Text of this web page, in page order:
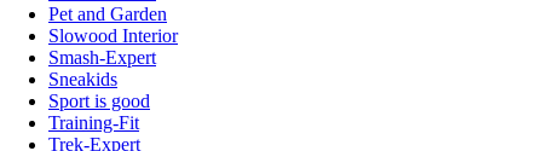
Pet and Garden
Slowood Interior
Smash-Expert
Sneakids
Sport is good
Training-Fit
Trek-Expert